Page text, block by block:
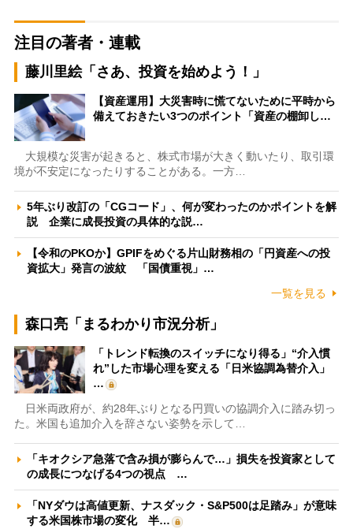
注目の著者・連載
藤川里絵「さあ、投資を始めよう！」
【資産運用】大災害時に慌てないために平時から
備えておきたい3つのポイント「資産の棚卸し…
大規模な災害が起きると、株式市場が大きく動いたり、取引環
境が不安定になったりすることがある。一方…
5年ぶり改訂の「CGコード」、何が変わったのかポイントを解
説 企業に成長投資の具体的な説…
【令和のPKOか】GPIFをめぐる片山財務相の「円資産への投
資拡大」発言の波紋 「国債重視」…
一覧を見る
森口亮「まるわかり市況分析」
「トレンド転換のスイッチになり得る」“介入慣
れ”した市場心理を変える「日米協調為替介入」
…
日米両政府が、約28年ぶりとなる円買いの協調介入に踏み切っ
た。米国も追加介入を辞さない姿勢を示して…
「キオクシア急落で含み損が膨らんで…」損失を投資家として
の成長につなげる4つの視点 …
「NYダウは高値更新、ナスダック・S&P500は足踏み」が意味
する米国株市場の変化 半…